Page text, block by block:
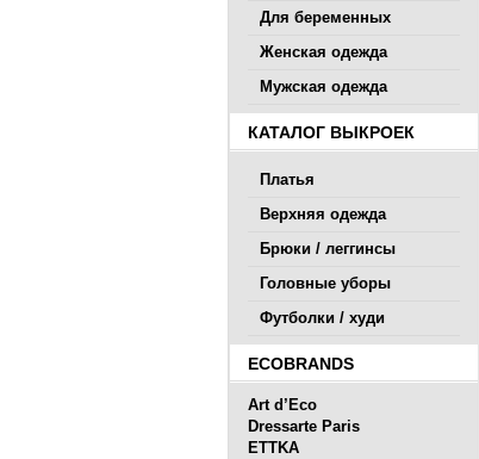
Для беременных
Женская одежда
Мужская одежда
КАТАЛОГ ВЫКРОЕК
Платья
Верхняя одежда
Брюки / леггинсы
Головные уборы
Футболки / худи
ECOBRANDS
Art d’Eco
Dressarte Paris
ETTKA